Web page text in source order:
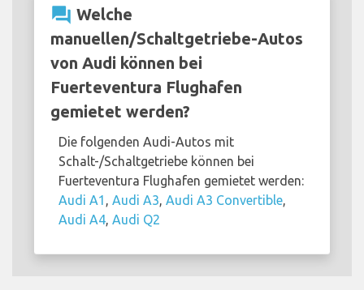
question_answer Welche
manuellen/Schaltgetriebe-Autos
von Audi können bei
Fuerteventura Flughafen
gemietet werden?
Die folgenden Audi-Autos mit
Schalt-/Schaltgetriebe können bei
Fuerteventura Flughafen gemietet werden:
Audi A1
Audi A3 Audi A3 Convertible
Audi A4 Audi Q2